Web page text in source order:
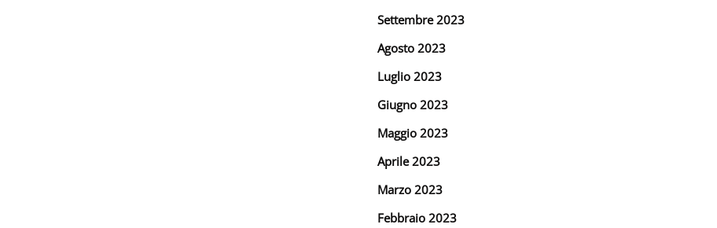
Settembre 2023
Agosto 2023
Luglio 2023
Giugno 2023
Maggio 2023
Aprile 2023
Marzo 2023
Febbraio 2023